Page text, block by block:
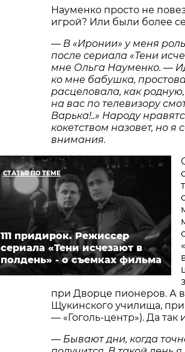
Науменко просто не
игрой? Или были более
— В «Иронии» у меня
после сериала «Тени
мне Ольга Науменко. —
ко мне бабушка,
расцеловала, как
на вас по телевизору
Варька!..» Народу
кокетством назовет, но
внимания.
СТАТЬЯ ПО ТЕМЕ
111 придирок. Режиссер
сериала «Тени исчезают в
полдень» - о съемках фильма
при Дворце пионеров. А в
Щукинского училища,
— «Гоголь-центр»). Да так
— Бывают дни, когда